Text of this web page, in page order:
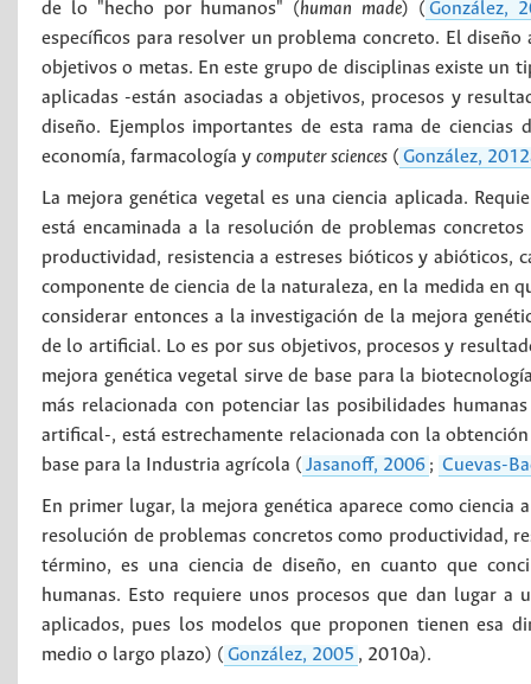
de lo "hecho por humanos" (human made) ( González,
específicos para resolver un problema concreto. El
objetivos o metas. En este grupo de disciplinas existe un
aplicadas -están asociadas a objetivos, procesos y
diseño. Ejemplos importantes de esta rama de
economía, farmacología y computer sciences ( González,
La mejora genética vegetal es una ciencia aplicada.
está encaminada a la resolución de problemas concretos
productividad, resistencia a estreses bióticos y abióticos,
componente de ciencia de la naturaleza, en la medida en
considerar entonces a la investigación de la mejora
de lo artificial. Lo es por sus objetivos, procesos y
mejora genética vegetal sirve de base para la
más relacionada con potenciar las posibilidades
artifical-, está estrechamente relacionada con la
base para la Industria agrícola ( Jasanoff, 2006 ; Cuevas-
En primer lugar, la mejora genética aparece como
resolución de problemas concretos como productividad,
término, es una ciencia de diseño, en cuanto que
humanas. Esto requiere unos procesos que dan lugar a
aplicados, pues los modelos que proponen tienen esa
medio o largo plazo) ( González, 2005 , 2010a).